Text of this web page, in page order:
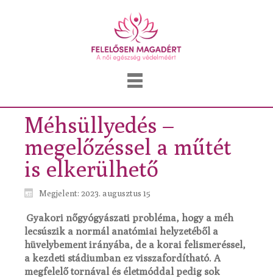
Méhsüllyedés –
megelőzéssel a műtét
is elkerülhető
Megjelent: 2023. augusztus 15
Gyakori nőgyógyászati probléma, hogy a méh
lecsúszik a normál anatómiai helyzetéből a
hüvelybement irányába, de a korai felismeréssel,
a kezdeti stádiumban ez visszafordítható. A
megfelelő tornával és életmóddal pedig sok